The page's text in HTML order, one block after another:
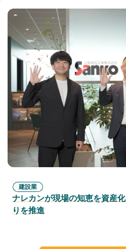
建設業
ナレカンが現場の知恵を資産
りを推進